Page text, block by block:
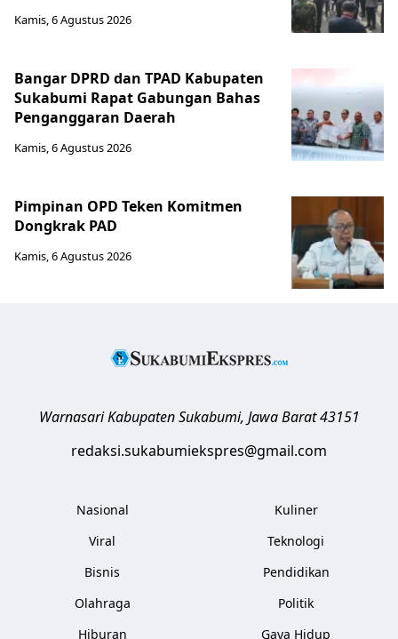
Kamis, 6 Agustus 2026
Bangar DPRD dan TPAD Kabupaten
Sukabumi Rapat Gabungan Bahas
Penganggaran Daerah
Kamis, 6 Agustus 2026
Pimpinan OPD Teken Komitmen
Dongkrak PAD
Kamis, 6 Agustus 2026
Warnasari Kabupaten Sukabumi, Jawa Barat 43151
redaksi.sukabumiekspres@gmail.com
Nasional
Viral
Bisnis
Olahraga
Hiburan
Kuliner
Teknologi
Pendidikan
Politik
Gaya Hidup